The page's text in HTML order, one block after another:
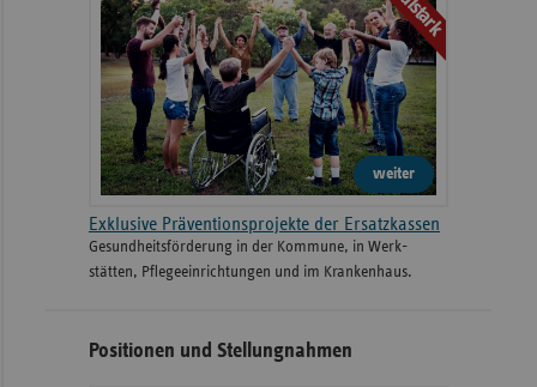
weiter
Exklusive Präventionsprojekte der Ersatzkassen
Gesund­heits­­förderung in der Kommune, in Werk­
stätten, Pflege­einrichtungen und im Kranken­haus.
Positionen und Stellungnahmen